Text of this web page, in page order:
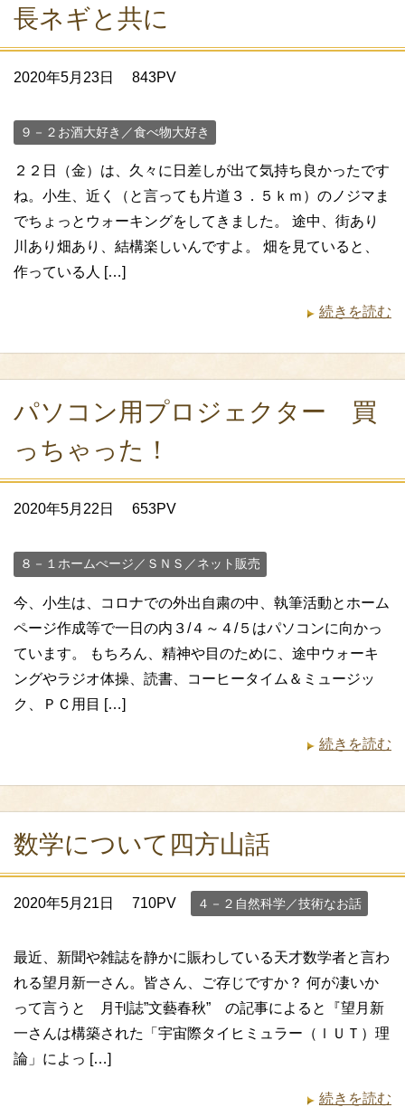
長ネギと共に
2020年5月23日 843PV
９－２お酒大好き／食べ物大好き
２２日（金）は、久々に日差しが出て気持ち良かったです
ね。小生、近く（と言っても片道３．５ｋｍ）のノジマま
でちょっとウォーキングをしてきました。 途中、街あり
川あり畑あり、結構楽しいんですよ。 畑を見ていると、
作っている人 […]
続きを読む
パソコン用プロジェクター 買
っちゃった！
2020年5月22日 653PV
８－１ホームぺージ／ＳＮＳ／ネット販売
今、小生は、コロナでの外出自粛の中、執筆活動とホーム
ページ作成等で一日の内３/４～４/５はパソコンに向かっ
ています。 もちろん、精神や目のために、途中ウォーキ
ングやラジオ体操、読書、コーヒータイム＆ミュージッ
ク、ＰＣ用目 […]
続きを読む
数学について四方山話
2020年5月21日 710PV ４－２自然科学／技術なお話
最近、新聞や雑誌を静かに賑わしている天才数学者と言わ
れる望月新一さん。皆さん、ご存じですか？ 何が凄いか
って言うと 月刊誌”文藝春秋” の記事によると『望月新
一さんは構築された「宇宙際タイヒミュラー（ｌＵＴ）理
論」によっ […]
続きを読む